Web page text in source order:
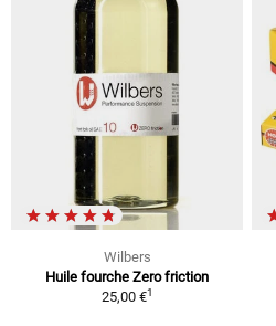
Wilbers
Huile fourche Zero friction
25,00 €1